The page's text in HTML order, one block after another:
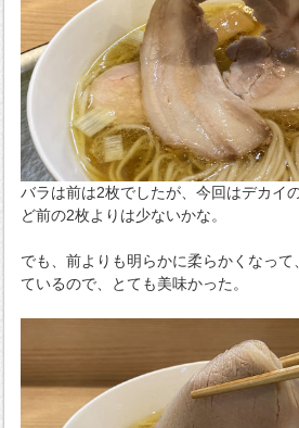
バラは前は2枚でしたが、今回はデカイ
ど前の2枚よりは少ないかな。
でも、前よりも明らかに柔らかくなっ
ているので、とても美味かった。